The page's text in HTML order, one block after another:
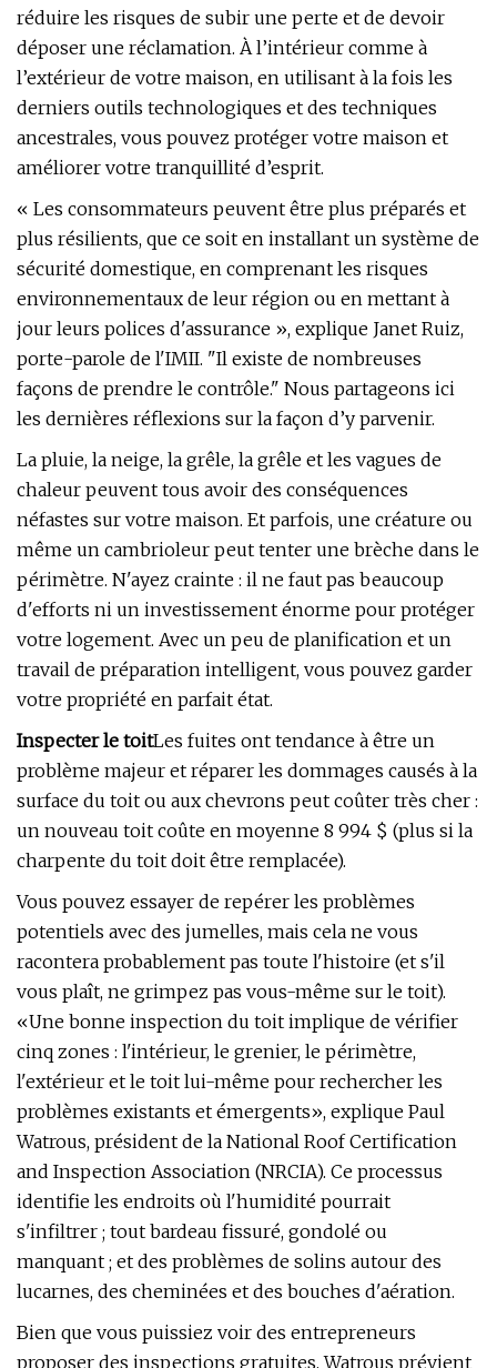
réduire les risques de subir une perte et de devoir
déposer une réclamation. À l’intérieur comme à
l’extérieur de votre maison, en utilisant à la fois les
derniers outils technologiques et des techniques
ancestrales, vous pouvez protéger votre maison et
améliorer votre tranquillité d’esprit.
« Les consommateurs peuvent être plus préparés et
plus résilients, que ce soit en installant un système de
sécurité domestique, en comprenant les risques
environnementaux de leur région ou en mettant à
jour leurs polices d'assurance », explique Janet Ruiz,
porte-parole de l'IMII. "Il existe de nombreuses
façons de prendre le contrôle." Nous partageons ici
les dernières réflexions sur la façon d’y parvenir.
La pluie, la neige, la grêle, la grêle et les vagues de
chaleur peuvent tous avoir des conséquences
néfastes sur votre maison. Et parfois, une créature ou
même un cambrioleur peut tenter une brèche dans le
périmètre. N'ayez crainte : il ne faut pas beaucoup
d'efforts ni un investissement énorme pour protéger
votre logement. Avec un peu de planification et un
travail de préparation intelligent, vous pouvez garder
votre propriété en parfait état.
Inspecter le toitLes fuites ont tendance à être un
problème majeur et réparer les dommages causés à la
surface du toit ou aux chevrons peut coûter très cher :
un nouveau toit coûte en moyenne 8 994 $ (plus si la
charpente du toit doit être remplacée).
Vous pouvez essayer de repérer les problèmes
potentiels avec des jumelles, mais cela ne vous
racontera probablement pas toute l'histoire (et s'il
vous plaît, ne grimpez pas vous-même sur le toit).
«Une bonne inspection du toit implique de vérifier
cinq zones : l'intérieur, le grenier, le périmètre,
l'extérieur et le toit lui-même pour rechercher les
problèmes existants et émergents», explique Paul
Watrous, président de la National Roof Certification
and Inspection Association (NRCIA). Ce processus
identifie les endroits où l'humidité pourrait
s'infiltrer ; tout bardeau fissuré, gondolé ou
manquant ; et des problèmes de solins autour des
lucarnes, des cheminées et des bouches d'aération.
Bien que vous puissiez voir des entrepreneurs
proposer des inspections gratuites, Watrous prévient